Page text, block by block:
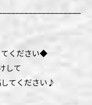
ください◆
して
てください♪